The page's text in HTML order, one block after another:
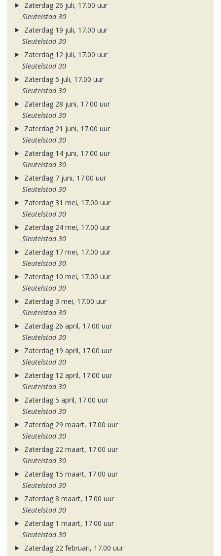
Zaterdag 26 juli, 17.00 uur
Sleutelstad 30
Zaterdag 19 juli, 17.00 uur
Sleutelstad 30
Zaterdag 12 juli, 17.00 uur
Sleutelstad 30
Zaterdag 5 juli, 17.00 uur
Sleutelstad 30
Zaterdag 28 juni, 17.00 uur
Sleutelstad 30
Zaterdag 21 juni, 17.00 uur
Sleutelstad 30
Zaterdag 14 juni, 17.00 uur
Sleutelstad 30
Zaterdag 7 juni, 17.00 uur
Sleutelstad 30
Zaterdag 31 mei, 17.00 uur
Sleutelstad 30
Zaterdag 24 mei, 17.00 uur
Sleutelstad 30
Zaterdag 17 mei, 17.00 uur
Sleutelstad 30
Zaterdag 10 mei, 17.00 uur
Sleutelstad 30
Zaterdag 3 mei, 17.00 uur
Sleutelstad 30
Zaterdag 26 april, 17.00 uur
Sleutelstad 30
Zaterdag 19 april, 17.00 uur
Sleutelstad 30
Zaterdag 12 april, 17.00 uur
Sleutelstad 30
Zaterdag 5 april, 17.00 uur
Sleutelstad 30
Zaterdag 29 maart, 17.00 uur
Sleutelstad 30
Zaterdag 22 maart, 17.00 uur
Sleutelstad 30
Zaterdag 15 maart, 17.00 uur
Sleutelstad 30
Zaterdag 8 maart, 17.00 uur
Sleutelstad 30
Zaterdag 1 maart, 17.00 uur
Sleutelstad 30
Zaterdag 22 februari, 17.00 uur